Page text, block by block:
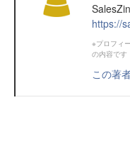
https://
※プロフィ
の内容です
この著